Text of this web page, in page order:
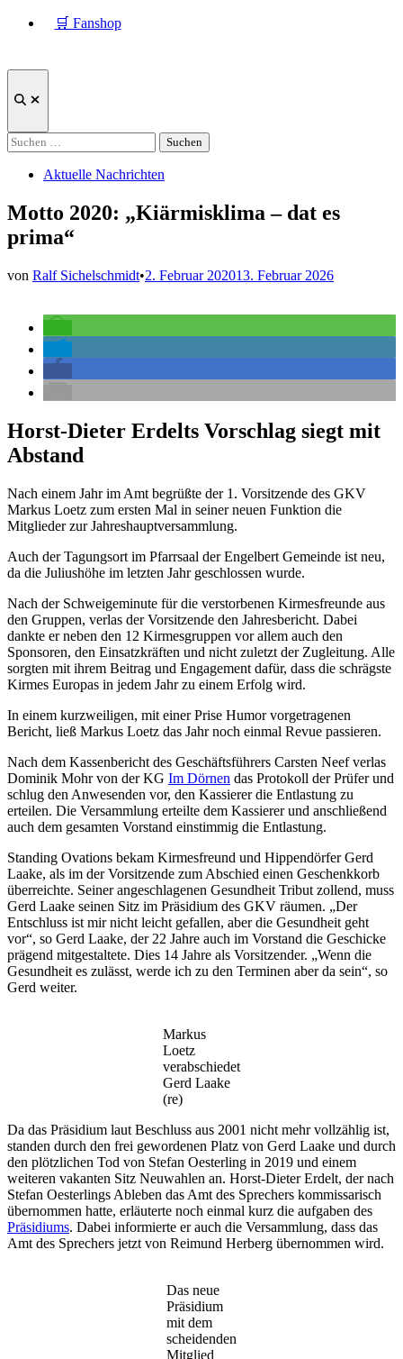
🛒 Fanshop
Suche
Suchen
nach:
Veröffentlicht
Aktuelle Nachrichten
Motto 2020: „Kiärmisklima – dat es
prima“
von Ralf Sichelschmidt•2. Februar 202013. Februar 2026
Horst-Dieter Erdelts Vorschlag siegt mit
Abstand
Nach einem Jahr im Amt begrüßte der 1. Vorsitzende des GKV
Markus Loetz zum ersten Mal in seiner neuen Funktion die
Mitglieder zur Jahreshauptversammlung.
Auch der Tagungsort im Pfarrsaal der Engelbert Gemeinde ist neu,
da die Juliushöhe im letzten Jahr geschlossen wurde.
Nach der Schweigeminute für die verstorbenen Kirmesfreunde aus
den Gruppen, verlas der Vorsitzende den Jahresbericht. Dabei
dankte er neben den 12 Kirmesgruppen vor allem auch den
Sponsoren, den Einsatzkräften und nicht zuletzt der Zugleitung. Alle
sorgten mit ihrem Beitrag und Engagement dafür, dass die schrägste
Kirmes Europas in jedem Jahr zu einem Erfolg wird.
In einem kurzweiligen, mit einer Prise Humor vorgetragenen
Bericht, ließ Markus Loetz das Jahr noch einmal Revue passieren.
Nach dem Kassenbericht des Geschäftsführers Carsten Neef verlas
Dominik Mohr von der KG Im Dörnen das Protokoll der Prüfer und
schlug den Anwesenden vor, den Kassierer die Entlastung zu
erteilen. Die Versammlung erteilte dem Kassierer und anschließend
auch dem gesamten Vorstand einstimmig die Entlastung.
Standing Ovations bekam Kirmesfreund und Hippendörfer Gerd
Laake, als im der Vorsitzende zum Abschied einen Geschenkkorb
überreichte. Seiner angeschlagenen Gesundheit Tribut zollend, muss
Gerd Laake seinen Sitz im Präsidium des GKV räumen. „Der
Entschluss ist mir nicht leicht gefallen, aber die Gesundheit geht
vor“, so Gerd Laake, der 22 Jahre auch im Vorstand die Geschicke
prägend mitgestaltete. Dies 14 Jahre als Vorsitzender. „Wenn die
Gesundheit es zulässt, werde ich zu den Terminen aber da sein“, so
Gerd weiter.
Markus
Loetz
verabschiedet
Gerd Laake
(re)
Da das Präsidium laut Beschluss aus 2001 nicht mehr vollzählig ist,
standen durch den frei gewordenen Platz von Gerd Laake und durch
den plötzlichen Tod von Stefan Oesterling in 2019 und einem
weiteren vakanten Sitz Neuwahlen an. Horst-Dieter Erdelt, der nach
Stefan Oesterlings Ableben das Amt des Sprechers kommissarisch
übernommen hatte, erläuterte noch einmal kurz die aufgaben des
Präsidiums. Dabei informierte er auch die Versammlung, dass das
Amt des Sprechers jetzt von Reimund Herberg übernommen wird.
Das neue
Präsidium
mit dem
scheidenden
Mitglied